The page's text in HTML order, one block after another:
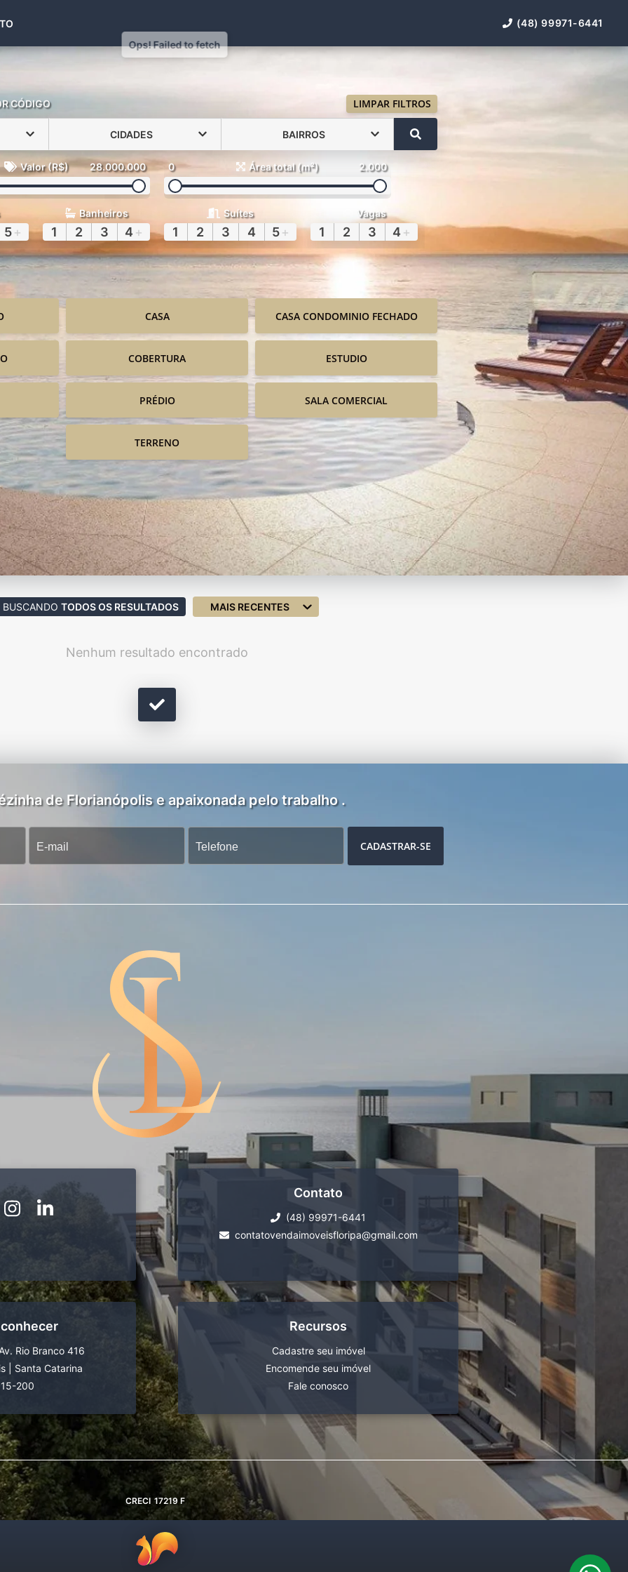
(48) 99971-6441
CÓDIGO LIMPAR FILTROS
CIDADES BAIRROS
Valor (R$) 28.000.000 0 Área total (m²) 2.000
5+
Banheiros
1 2 3 4 +
Suítes
1 2 3 4 5+
Vagas
1 2 3 4 +
CASA CASA CONDOMINIO FECHADO
COBERTURA ESTUDIO
PRÉDIO SALA COMERCIAL
TERRENO
BUSCANDO TODOS OS RESULTADOS MAIS RECENTES
Nenhum resultado encontrado
de Florianópolis e apaixonada pelo trabalho .
CADASTRAR-SE
Contato
(48) 99971-6441
contatovendaimoveisfloripa@gmail.com
Rio Branco 416
Santa Catarina
200
Recursos
Cadastre seu imóvel
Encomende seu imóvel
Fale conosco
CRECI 17219 F